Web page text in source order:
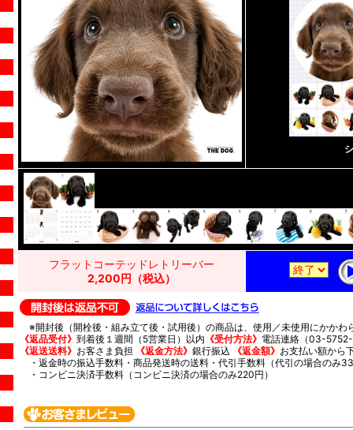
フラットコーテッドレトリーバー
2,200円（税込）
※開封後（開栓後・組み立て後・試用後）の商品は、使用／未使用にかかわ
《返品受付》 到着後１週間（5営業日）以内 《受付方法》 電話連絡（03-
《返送送料》 お客さま負担 《返金方法》 銀行振込 《返金額》 お支払い額から
・返金時の振込手数料・商品発送時の送料・代引手数料（代引の場合のみ
・コンビニ決済手数料（コンビニ決済の場合のみ220円）